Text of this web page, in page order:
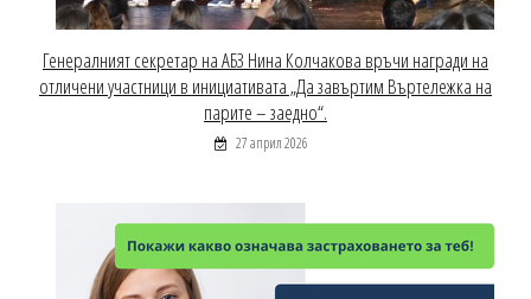
Генералният секретар на АБЗ Нина Колчакова връчи награди на
отличени участници в инициативата „Да завъртим Въртележка на
парите – заедно“.
27 април 2026